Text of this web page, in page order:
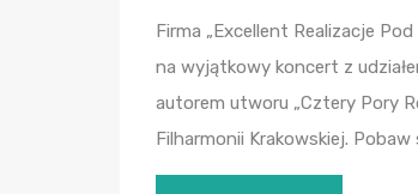
Firma „Excellent Realizacje
na wyjątkowy koncert z
autorem utworu „Cztery Pory
Filharmonii Krakowskiej.